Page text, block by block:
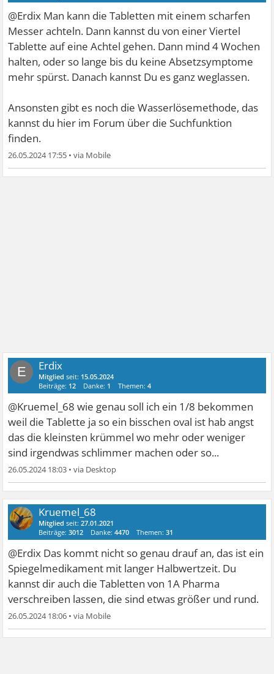
@Erdix Man kann die Tabletten mit einem scharfen
Messer achteln. Dann kannst du von einer Viertel
Tablette auf eine Achtel gehen. Dann mind 4 Wochen
halten, oder so lange bis du keine Absetzsymptome
mehr spürst. Danach kannst Du es ganz weglassen.
Ansonsten gibt es noch die Wasserlösemethode, das
kannst du hier im Forum über die Suchfunktion
finden.
26.05.2024 17:55 •
E Erdix
Mitglied seit: 15.05.2024
Beiträge: 12 Danke: 1 Themen:4
@Kruemel_68 wie genau soll ich ein 1/8 bekommen
weil die Tablette ja so ein bisschen oval ist hab angst
das die kleinsten krümmel wo mehr oder weniger
sind irgendwas schlimmer machen oder so...
26.05.2024 18:03 •
Kruemel_68
Mitglied seit:27.01.2021
Beiträge:3012 Danke:4470 Themen:31
@Erdix Das kommt nicht so genau drauf an, das ist ein
Spiegelmedikament mit langer Halbwertzeit. Du
kannst dir auch die Tabletten von 1A Pharma
verschreiben lassen, die sind etwas größer und rund.
26.05.2024 18:06 •